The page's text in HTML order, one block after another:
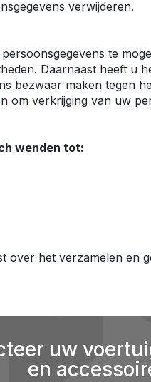
verwijderen.
te
Daarnaast heeft
bezwaar maken tegen
om verkrijging van uw
wenden tot:
over het verzamelen
uw
en